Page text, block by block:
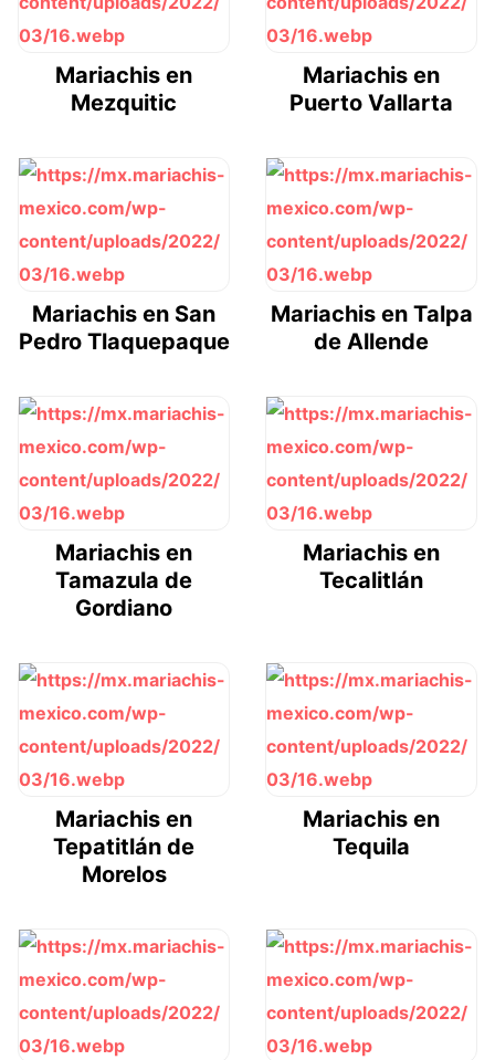
Mariachis en
Mezquitic
Mariachis en
Puerto Vallarta
Mariachis en San
Pedro Tlaquepaque
Mariachis en Talpa
de Allende
Mariachis en
Tamazula de
Gordiano
Mariachis en
Tecalitlán
Mariachis en
Tepatitlán de
Morelos
Mariachis en
Tequila